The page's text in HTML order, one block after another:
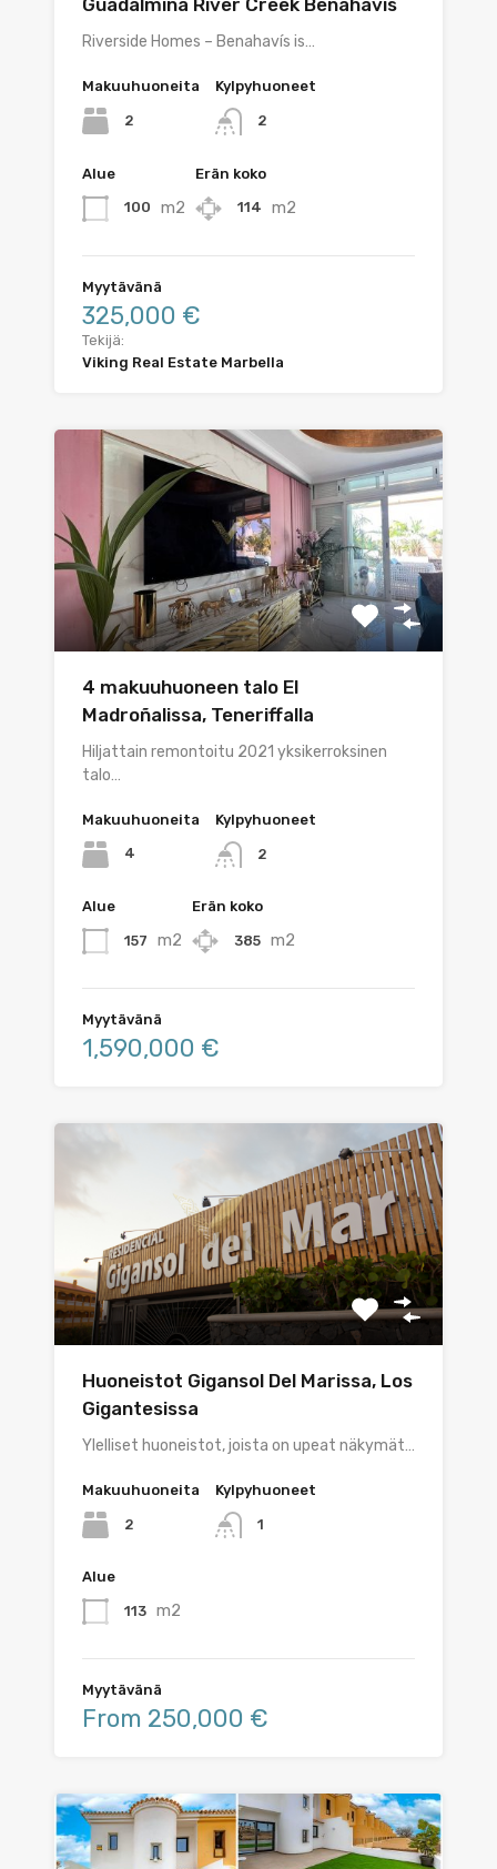
Guadalmina River Creek Benahavis
Riverside Homes – Benahavís is…
Makuuhuoneita
2
Kylpyhuoneet
2
Alue
100 m2
Erän koko
114 m2
Myytävänä
325,000 €
Tekijä:
Viking Real Estate Marbella
4 makuuhuoneen talo El
Madroñalissa, Teneriffalla
Hiljattain remontoitu 2021 yksikerroksinen
talo…
Makuuhuoneita
4
Kylpyhuoneet
2
Alue
157 m2
Erän koko
385 m2
Myytävänä
1,590,000 €
Huoneistot Gigansol Del Marissa, Los
Gigantesissa
Ylelliset huoneistot, joista on upeat näkymät…
Makuuhuoneita
2
Kylpyhuoneet
1
Alue
113 m2
Myytävänä
From 250,000 €